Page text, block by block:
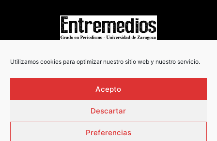
Utilizamos cookies para optimizar nuestro sitio web y nuestro servicio.
Acepto
Descartar
Preferencias